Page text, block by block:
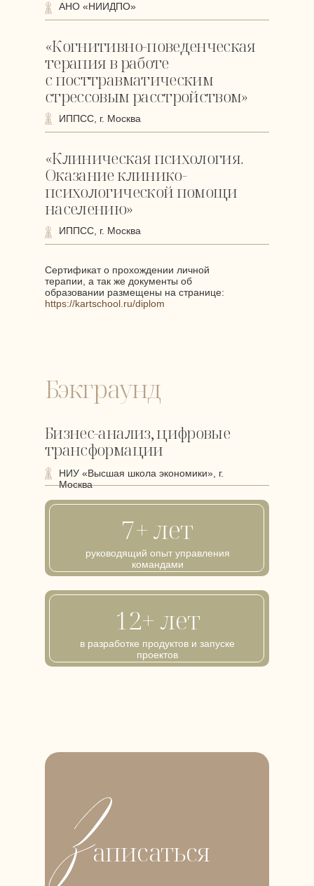
Сертификат о прохождении личной
терапии, а так же документы об
образовании размещены на странице:
https://kartschool.ru/diplom
«Клиническая психология.
Оказание клинико-
психологической помощи
населению»
ИППСС, г. Москва
ИППСС, г. Москва
«Когнитивно-поведенческая
терапия в работе
с посттравматическим
стрессовым расстройством»
АНО «НИИДПО»
Бизнес-анализ, цифровые
трансформации
Бэкграунд
НИУ «Высшая школа экономики», г.
Москва
руководящий опыт управления
командами
7+ лет
в разработке продуктов и запуске
проектов
12+ лет
аписаться
в Kart School
Мероприятия и
Практикум «Ресурс»
Центр методологии